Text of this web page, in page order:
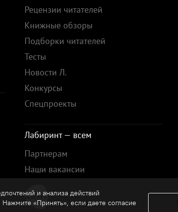
и анализа действий
Нажмите «Принять», если даете согласие
Рецензии читателей
Книжные обзоры
Подборки читателей
Тесты
Новости Л.
Конкурсы
Спецпроекты
Лабиринт — всем
Партнерам
Наши вакансии